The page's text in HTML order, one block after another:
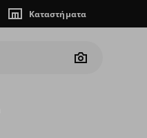
Καταστήματα
Camera